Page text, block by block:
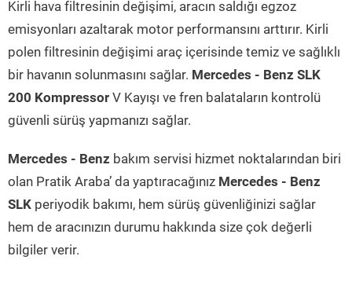
Kirli hava filtresinin değişimi, aracın saldığı egzoz
emisyonları azaltarak motor performansını arttırır. Kirli
polen filtresinin değişimi araç içerisinde temiz ve sağlıklı
bir havanın solunmasını sağlar. Mercedes - Benz SLK
200 Kompressor V Kayışı ve fren balataların kontrolü
güvenli sürüş yapmanızı sağlar.
Mercedes - Benz bakım servisi hizmet noktalarından biri
olan Pratik Araba’ da yaptıracağınız Mercedes - Benz
SLK periyodik bakımı, hem sürüş güvenliğinizi sağlar
hem de aracınızın durumu hakkında size çok değerli
bilgiler verir.